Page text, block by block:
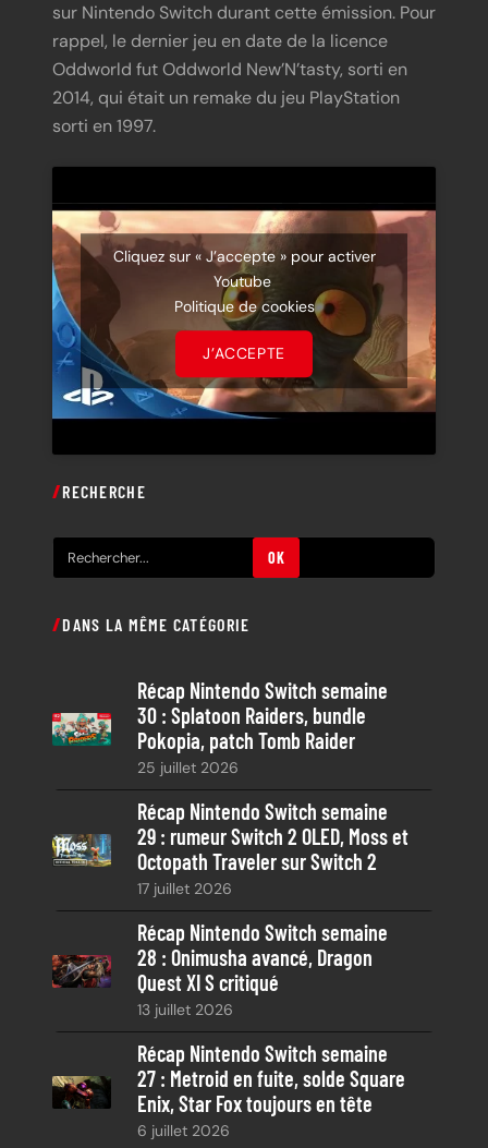
sur Nintendo Switch durant cette émission. Pour
rappel, le dernier jeu en date de la licence
Oddworld fut Oddworld New’N’tasty, sorti en
2014, qui était un remake du jeu PlayStation
sorti en 1997.
Cliquez sur « J’accepte » pour activer
Youtube
Politique de cookies
J’ACCEPTE
RECHERCHE
e
h
c
h
OK
DANS LA MÊME CATÉGORIE
Récap Nintendo Switch semaine
30 : Splatoon Raiders, bundle
Pokopia, patch Tomb Raider
25 juillet 2026
Récap Nintendo Switch semaine
29 : rumeur Switch 2 OLED, Moss et
Octopath Traveler sur Switch 2
17 juillet 2026
Récap Nintendo Switch semaine
28 : Onimusha avancé, Dragon
Quest XI S critiqué
13 juillet 2026
Récap Nintendo Switch semaine
27 : Metroid en fuite, solde Square
Enix, Star Fox toujours en tête
6 juillet 2026